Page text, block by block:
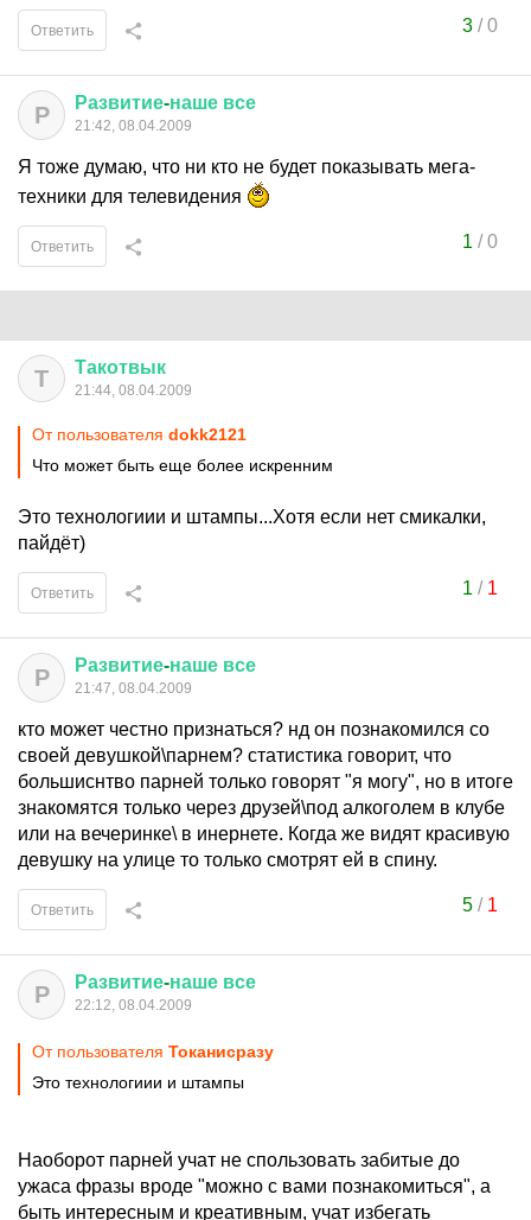
3/0
Ответить
Р Развитие-наше все
21:42, 08.04.2009
Я тоже думаю, что ни кто не будет показывать мега-
техники для телевидения
1 /0
Ответить
Т Такотвык
21:44, 08.04.2009
От пользователя dokk2121
Что может быть еще более искренним
Это технологиии и штампы...Хотя если нет смикалки,
пайдёт)
1 / 1
Ответить
Р Развитие-наше все
21:47, 08.04.2009
кто может честно признаться? нд он познакомился со
своей девушкой\парнем? статистика говорит, что
большиснтво парней только говорят "я могу", но в итоге
знакомятся только через друзей\под алкоголем в клубе
или на вечеринке\ в инернете. Когда же видят красивую
девушку на улице то только смотрят ей в спину.
5/ 1
Ответить
Р Развитие-наше все
22:12, 08.04.2009
От пользователя Токанисразу
Это технологиии и штампы
Наоборот парней учат не спользовать забитые до
ужаса фразы вроде "можно с вами познакомиться", а
быть интересным и креативным, учат избегать